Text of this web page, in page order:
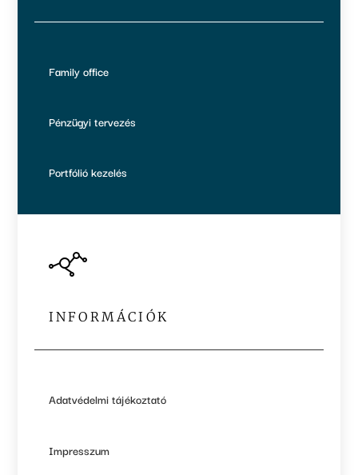
Family office
Pénzügyi tervezés
Portfólió kezelés
INFORMÁCIÓK
Adatvédelmi tájékoztató
Impresszum